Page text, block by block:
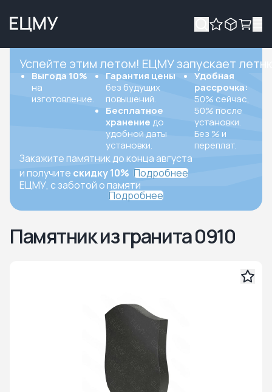
Успейте этим летом! ЕЦМУ запускает
Выгода 10%
на
изготовление.
Гарантия цены
без будущих
повышений.
Бесплатное
хранение до
удобной даты
установки.
Удобная
рассрочка:
50% сейчас,
50% после
установки.
Без % и
переплат.
Закажите памятник до конца августа
и получите скидку 10% Подробнее
ЕЦМУ, с заботой о памяти
Подробнее
Памятник из гранита 0910